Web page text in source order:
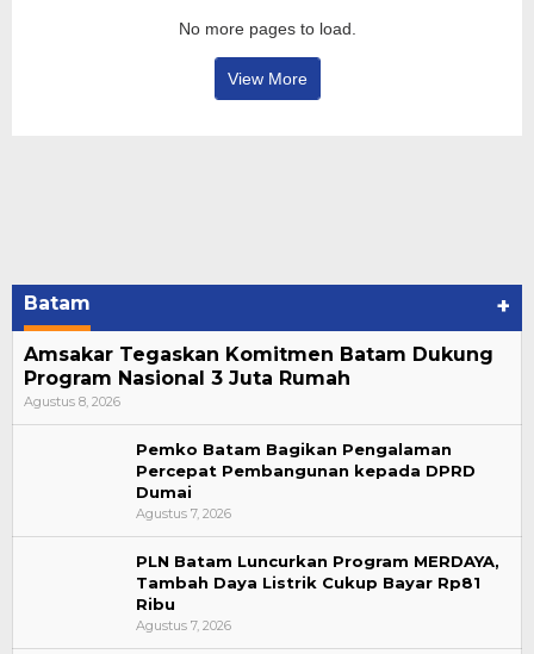
No more pages to load.
View More
Batam +
Amsakar Tegaskan Komitmen Batam Dukung
Program Nasional 3 Juta Rumah
Agustus 8, 2026
Pemko Batam Bagikan Pengalaman
Percepat Pembangunan kepada DPRD
Dumai
Agustus 7, 2026
PLN Batam Luncurkan Program MERDAYA,
Tambah Daya Listrik Cukup Bayar Rp81
Ribu
Agustus 7, 2026